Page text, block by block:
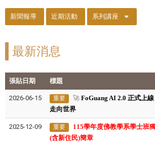
新聞報導 近期活動 系列講座
最新消息
張貼日期 標題
2026-06-15 重要 🚀 FoGuang AI 2.0 正式上
走向世界
2025-12-09 重要
115學年度佛教學系學士班
(含新住民)簡章